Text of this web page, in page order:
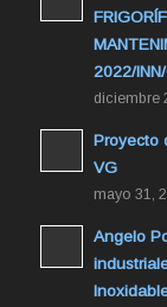
2022/
diciembre
Proyecto
VG
mayo 31,
Angelo